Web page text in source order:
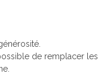
de remplacer les